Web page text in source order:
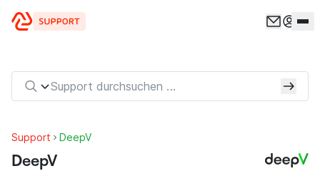
Support DeepV
DeepV